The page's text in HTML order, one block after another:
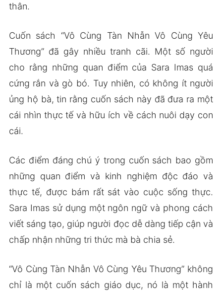
thân.
Cuốn sách “Vô Cùng Tàn Nhẫn Vô Cùng Yêu
Thương” đã gây nhiều tranh cãi. Một số người
cho rằng những quan điểm của Sara Imas quá
cứng rắn và gò bó. Tuy nhiên, có không ít người
ủng hộ bà, tin rằng cuốn sách này đã đưa ra một
cái nhìn thực tế và hữu ích về cách nuôi dạy con
cái.
Các điểm đáng chú ý trong cuốn sách bao gồm
những quan điểm và kinh nghiệm độc đáo và
thực tế, được bám rất sát vào cuộc sống thực.
Sara Imas sử dụng một ngôn ngữ và phong cách
viết sáng tạo, giúp người đọc dễ dàng tiếp cận và
chấp nhận những tri thức mà bà chia sẻ.
“Vô Cùng Tàn Nhẫn Vô Cùng Yêu Thương” không
chỉ là một cuốn sách giáo dục, nó là một hành